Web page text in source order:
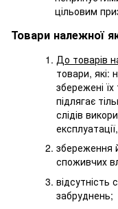
цільовим
Товари належної
До товарів
товари, які:
збережені
підлягає
слідів
збереження
споживчих
відсутність
забруднень;